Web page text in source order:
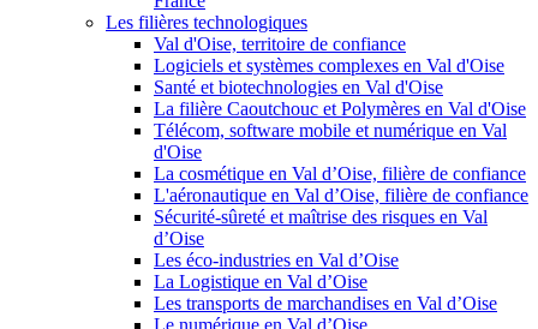
Les filières technologiques
Val d'Oise, territoire de confiance
Logiciels et systèmes complexes en Val d'Oise
Santé et biotechnologies en Val d'Oise
La filière Caoutchouc et Polymères en Val d'Oise
Télécom, software mobile et numérique en Val
d'Oise
La cosmétique en Val d’Oise, filière de confiance
L'aéronautique en Val d’Oise, filière de confiance
Sécurité-sûreté et maîtrise des risques en Val
d’Oise
Les éco-industries en Val d’Oise
La Logistique en Val d’Oise
Les transports de marchandises en Val d’Oise